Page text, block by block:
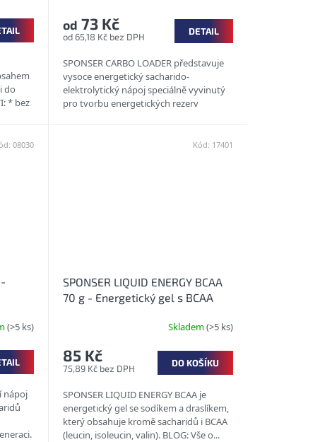
do
* bez
od 65,18 Kč bez DPH
od 73 Kč DETAIL
SPONSER CARBO LOADER představuje
vysoce energetický sacharido-
elektrolytický nápoj speciálně vyvinutý
pro tvorbu energetických rezerv
(>5 ks)
nápoj
08030
SPONSER LIQUID ENERGY BCAA
70 g - Energetický gel s BCAA
Skladem(>5 ks)
75,89 Kč bez DPH
85 Kč DO KOŠÍKU
SPONSER LIQUID ENERGY BCAA je
energetický gel se sodíkem a draslíkem,
který obsahuje kromě sacharidů i BCAA
(leucin, isoleucin, valin). BLOG: Vše o...
Kód: 17401